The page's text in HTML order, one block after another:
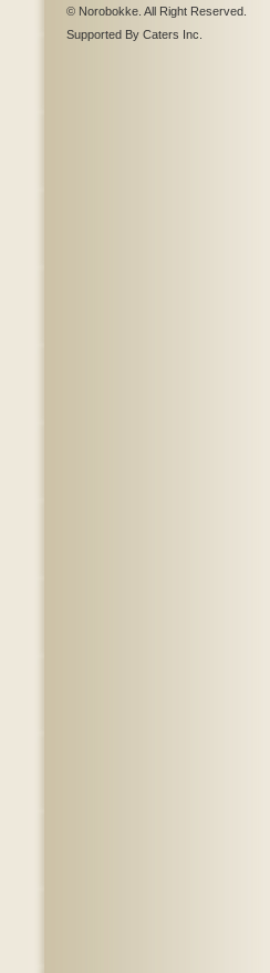
© Norobokke. All Right Reserved.
Supported By Caters Inc.